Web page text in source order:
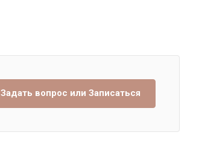
Задать вопрос или Записаться